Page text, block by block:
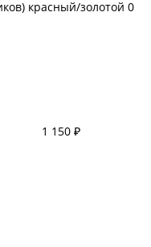
красный/золотой 0
1 150 ₽